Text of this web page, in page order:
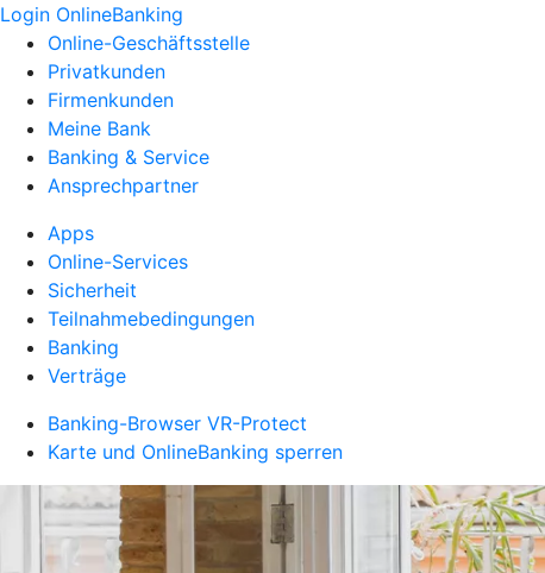
Login OnlineBanking
Online-Geschäftsstelle
Privatkunden
Firmenkunden
Meine Bank
Banking & Service
Ansprechpartner
Apps
Online-Services
Sicherheit
Teilnahmebedingungen
Banking
Verträge
Banking-Browser VR-Protect
Karte und OnlineBanking sperren